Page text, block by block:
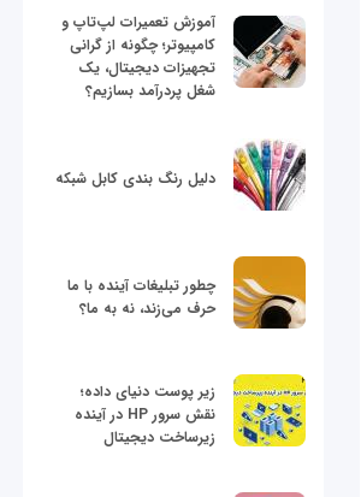
آموزش تعمیرات لپ‌تاپ و
کامپیوتر؛ چگونه از گرانی
تجهیزات دیجیتال، یک
شغل پردرآمد بسازیم؟
دلیل رنگ بندی کابل شبکه
چطور تبلیغات آینده با ما
حرف می‌زند، نه به ما؟
زیر پوست دنیای داده؛
نقش سرور HP در آینده
زیرساخت دیجیتال